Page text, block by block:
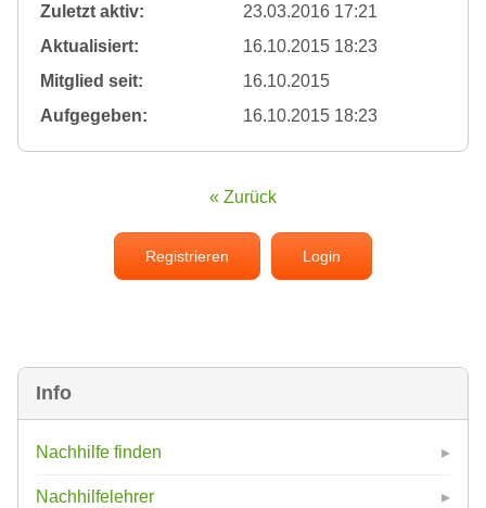
Info
Nachhilfe finden
Nachhilfelehrer
Zuletzt aktiv:
23.03.2016 17:21
Aktualisiert:
16.10.2015 18:23
Mitglied seit:
16.10.2015
Aufgegeben:
16.10.2015 18:23
« Zurück
Registrieren Login